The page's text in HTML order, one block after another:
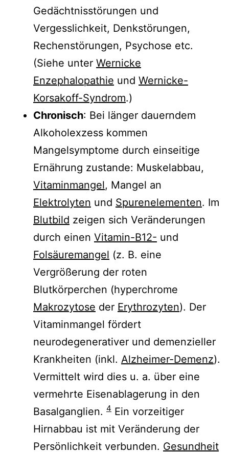
Gedächtnisstörungen und
Vergesslichkeit, Denkstörungen,
Rechenstörungen, Psychose etc.
(Siehe unter Wernicke
Enzephalopathie und Wernicke-
Korsakoff-Syndrom.)
Chronisch: Bei länger dauerndem
Alkoholexzess kommen
Mangelsymptome durch einseitige
Ernährung zustande: Muskelabbau,
Vitaminmangel, Mangel an
Elektrolyten und Spurenelementen. Im
Blutbild zeigen sich Veränderungen
durch einen Vitamin-B12- und
Folsäuremangel (z. B. eine
Vergrößerung der roten
Blutkörperchen (hyperchrome
Makrozytose der Erythrozyten). Der
Vitaminmangel fördert
neurodegenerativer und demenzieller
Krankheiten (inkl. Alzheimer-Demenz).
Vermittelt wird dies u. a. über eine
vermehrte Eisenablagerung in den
Basalganglien. 4 Ein vorzeitiger
Hirnabbau ist mit Veränderung der
Persönlichkeit verbunden. Gesundheit